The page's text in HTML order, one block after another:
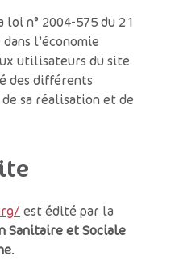
n° 2004-575 du 21
l’économie
utilisateurs du site
des différents
sa réalisation et de
est édité par la
Sanitaire et Sociale
.